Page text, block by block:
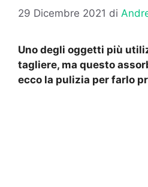
29 Dicembre 2021 di
Uno degli oggetti più
tagliere, ma questo
ecco la pulizia per farlo